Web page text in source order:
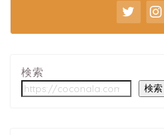
検索
検索